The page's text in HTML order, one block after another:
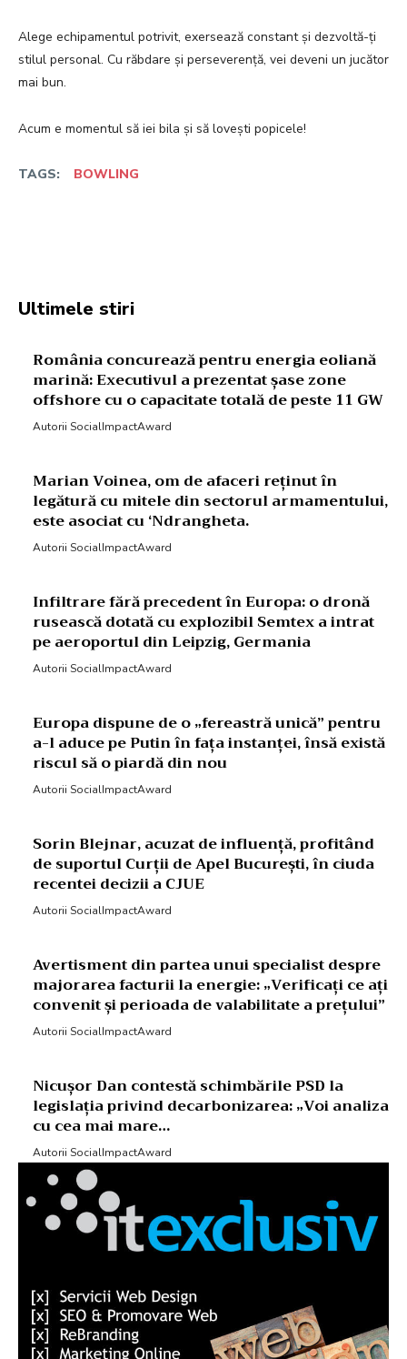
Alege echipamentul potrivit, exersează constant și dezvoltă-ți
stilul personal. Cu răbdare și perseverență, vei deveni un jucător
mai bun.
Acum e momentul să iei bila și să lovești popicele!
TAGS: BOWLING
Ultimele stiri
România concurează pentru energia eoliană
marină: Executivul a prezentat șase zone
offshore cu o capacitate totală de peste 11 GW
Autorii SocialImpactAward
Marian Voinea, om de afaceri reținut în
legătură cu mitele din sectorul armamentului,
este asociat cu ‘Ndrangheta.
Autorii SocialImpactAward
Infiltrare fără precedent în Europa: o dronă
rusească dotată cu explozibil Semtex a intrat
pe aeroportul din Leipzig, Germania
Autorii SocialImpactAward
Europa dispune de o „fereastră unică” pentru
a-l aduce pe Putin în fața instanței, însă există
riscul să o piardă din nou
Autorii SocialImpactAward
Sorin Blejnar, acuzat de influență, profitând
de suportul Curții de Apel București, în ciuda
recentei decizii a CJUE
Autorii SocialImpactAward
Avertisment din partea unui specialist despre
majorarea facturii la energie: „Verificați ce ați
convenit și perioada de valabilitate a prețului”
Autorii SocialImpactAward
Nicușor Dan contestă schimbările PSD la
legislația privind decarbonizarea: „Voi analiza
cu cea mai mare…
Autorii SocialImpactAward